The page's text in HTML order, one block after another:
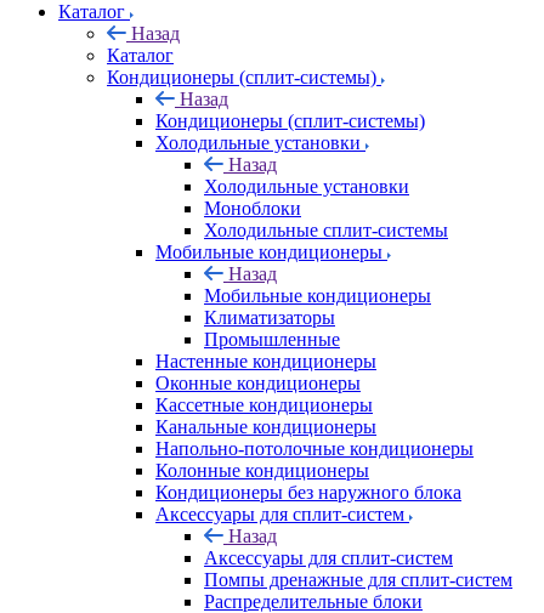
Каталог
Назад
Каталог
Кондиционеры (сплит-системы)
Назад
Кондиционеры (сплит-системы)
Холодильные установки
Назад
Холодильные установки
Моноблоки
Холодильные сплит-системы
Мобильные кондиционеры
Назад
Мобильные кондиционеры
Климатизаторы
Промышленные
Настенные кондиционеры
Оконные кондиционеры
Кассетные кондиционеры
Канальные кондиционеры
Напольно-потолочные кондиционеры
Колонные кондиционеры
Кондиционеры без наружного блока
Аксессуары для сплит-систем
Назад
Аксессуары для сплит-систем
Помпы дренажные для сплит-систем
Распределительные блоки